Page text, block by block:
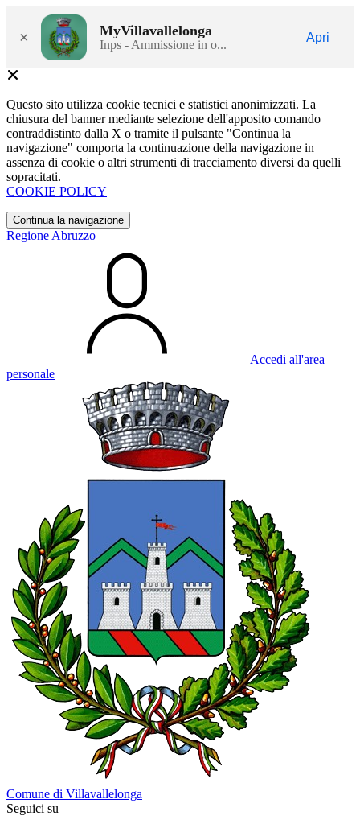
× MyVillavallelonga
Inps - Ammissione in o...
Apri
Questo sito utilizza cookie tecnici e statistici anonimizzati. La
chiusura del banner mediante selezione dell'apposito comando
contraddistinto dalla X o tramite il pulsante "Continua la
navigazione" comporta la continuazione della navigazione in
assenza di cookie o altri strumenti di tracciamento diversi da quelli
sopracitati.
COOKIE POLICY
Continua la navigazione
Regione Abruzzo
Accedi all'area
personale
Comune di Villavallelonga
Seguici su